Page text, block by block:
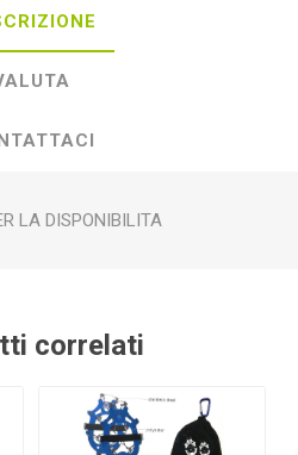
LA DISPONIBILITA
correlati